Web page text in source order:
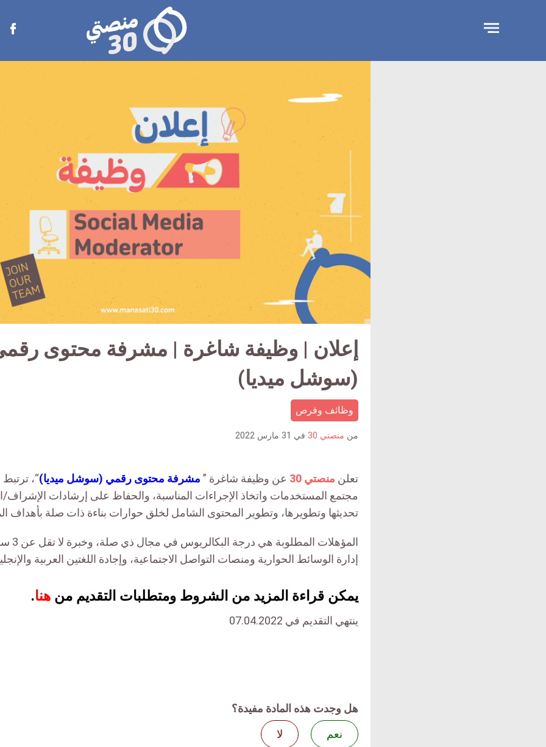
منصتي
30
إعلان | وظيفة شاغرة | مشرفة محتوى
(سوشل ميديا)
وظائف وفرص
من منصتي 30 في 31 مارس 2022
تعلن منصتي 30 عن وظيفة شاغرة ” مشرفة محتوى رقمي (سوشل ميديا)“، ترتبط
مجتمع المستخدمات واتخاذ الإجراءات المناسبة، والحفاظ على إرشادات الإشراف/
تحديثها وتطويرها، وتطوير المحتوى الشامل لخلق حوارات بناءة ذات صلة
إدارة الوسائط الحوارية ومنصات التواصل الاجتماعية، وإجادة اللغتين العربية
يمكن قراءة المزيد من الشروط ومتطلبات التقديم من هنا.
ينتهي التقديم في 07.04.2022
هل وجدت هذه المادة مفيدة؟
نعم
لا